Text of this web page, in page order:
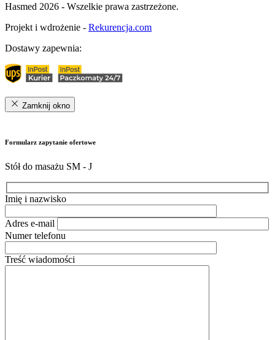
Hasmed 2026 - Wszelkie prawa zastrzeżone.
Projekt i wdrożenie - Rekurencja.com
Dostawy zapewnia:
Zamknij okno
Formularz zapytanie ofertowe
Stół do masażu SM - J
Imię i nazwisko
Adres e-mail
Numer telefonu
Treść wiadomości